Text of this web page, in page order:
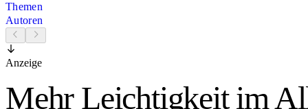
Themen
Autoren
Anzeige
Mehr Leichtigkeit im